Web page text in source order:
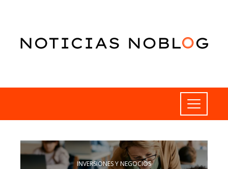
INVERSIONES Y NEGOCIOS